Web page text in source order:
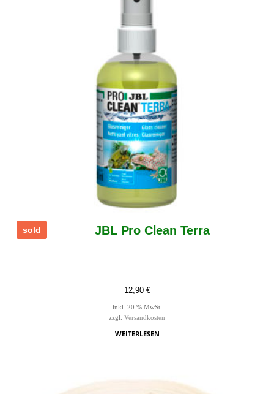
sold JBL Pro Clean Terra
12,90 €
inkl. 20 % MwSt.
zzgl. Versandkosten
WEITERLESEN